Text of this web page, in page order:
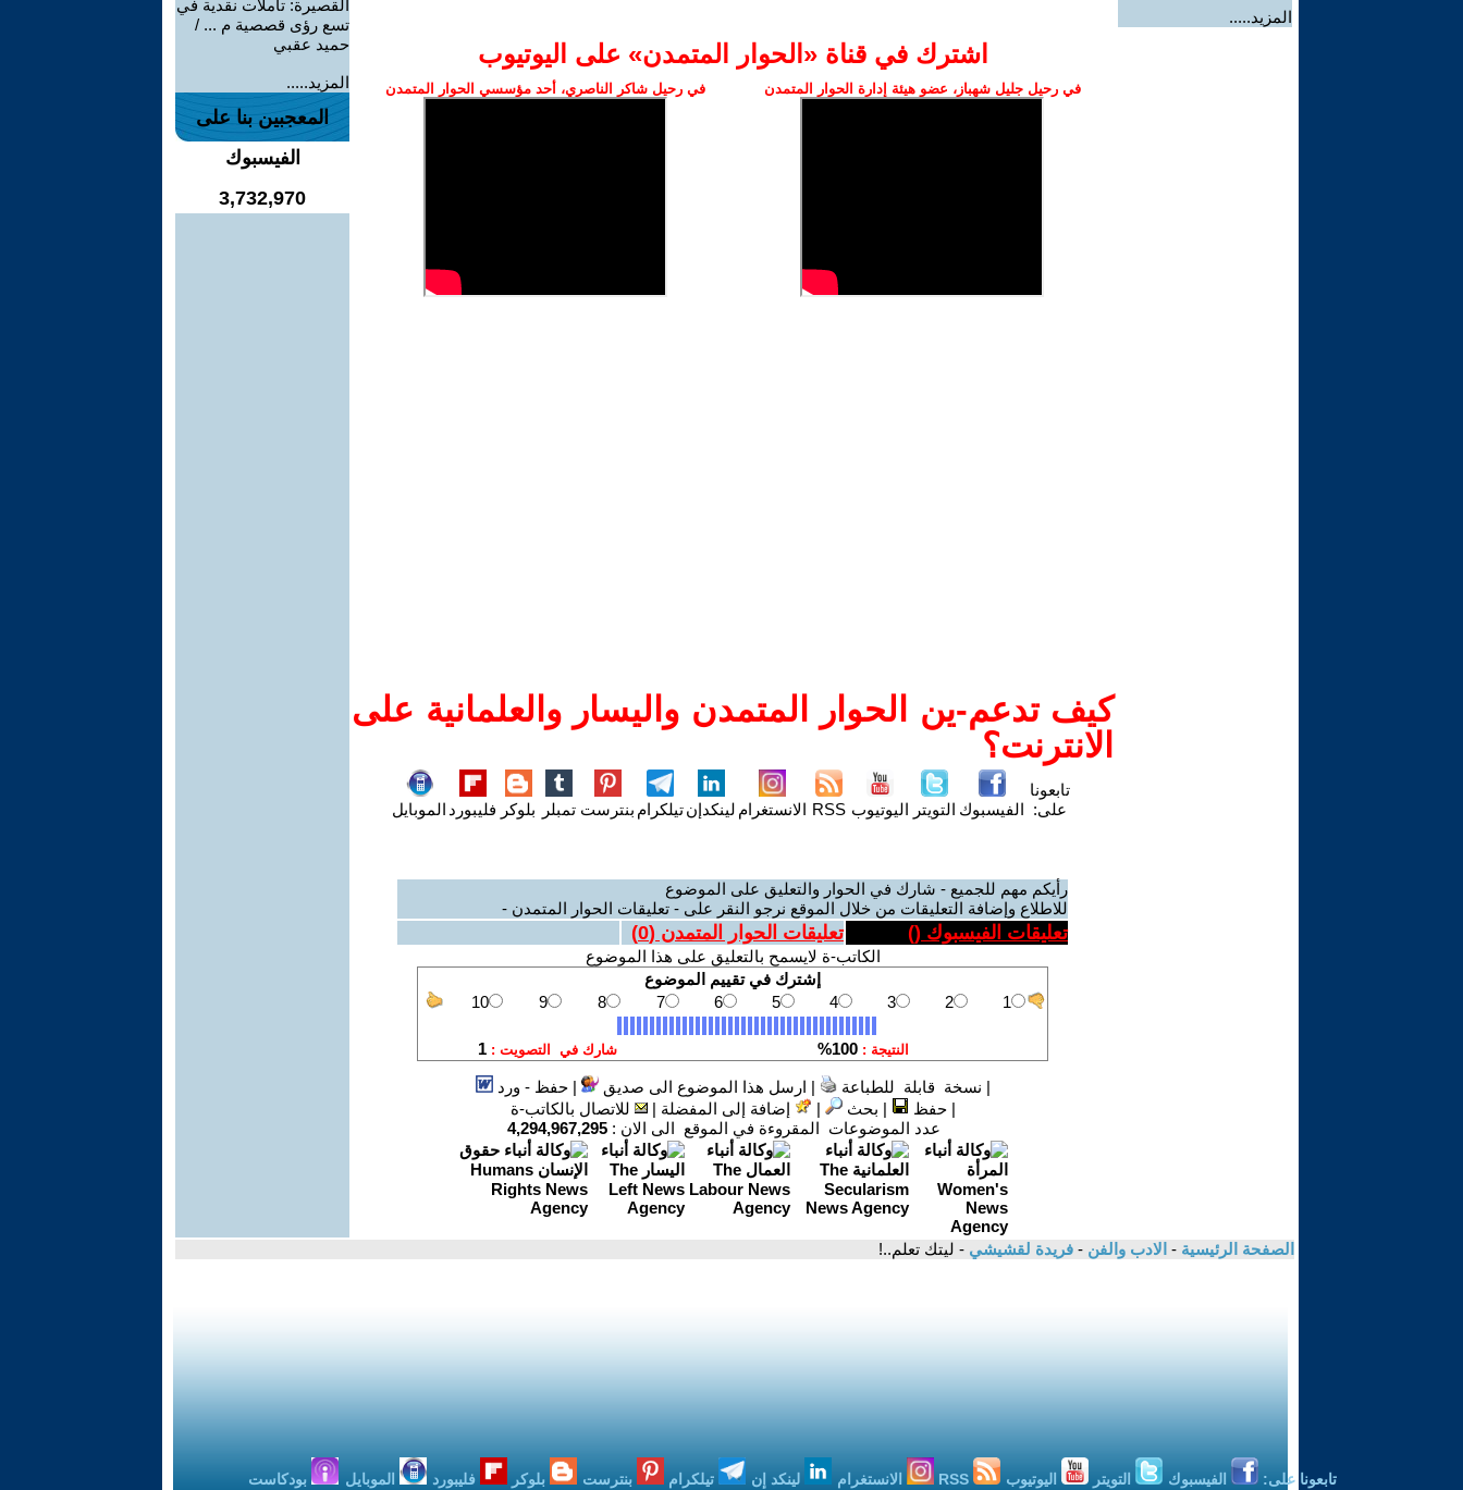
المزيد.....
اشترك في قناة ‫«الحوار المتمدن» على اليوتيوب
في رحيل جليل شهباز، عضو هيئة إدارة الحوار المتمدن في رحيل شاكر الناصري، أحد مؤسسي الحوار المتمدن
كيف تدعم-ين الحوار المتمدن واليسار والعلمانية على
الانترنت؟
تابعونا
على: الفيسبوك التويتر اليوتيوب RSS الانستغرام لينكدإنتيلكرام بنترست تمبلر بلوكر فليبورد الموبايل
رأيكم مهم للجميع - شارك في الحوار والتعليق على الموضوع
للاطلاع وإضافة التعليقات من خلال الموقع نرجو النقر على - تعليقات الحوار المتمدن -
تعليقات الفيسبوك () تعليقات الحوار المتمدن (0
)
الكاتب-ة لايسمح بالتعليق على هذا الموضوع
| نسخة قابلة للطباعة | ارسل هذا الموضوع الى صديق |حفظ - ورد
|حفظ | بحث | إضافة إلى المفضلة |
للاتصال بالكاتب-ة
عدد الموضوعات المقروءة في الموقع الى الان : 4,294,967,295
القصيرة: تأملات نقدية في
تسع رؤى قصصية م ... /
حميد عقبي
المزيد.....
المعجبين بنا على
الفيسبوك
3,732,970
الصفحة الرئيسية - الادب والفن - فريدة لقشيشي - ليتك تعلم..!
تابعونا على: الفيسبوك التويتر اليوتيوب الانستغرام لينكد إن تيلكرام بنترست بلوكر فليبورد الموبايل بودكاست